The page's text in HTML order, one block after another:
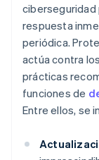
ciberseguridad
respuesta
periódica.
actúa contra
prácticas
funciones de
Entre ellos, se